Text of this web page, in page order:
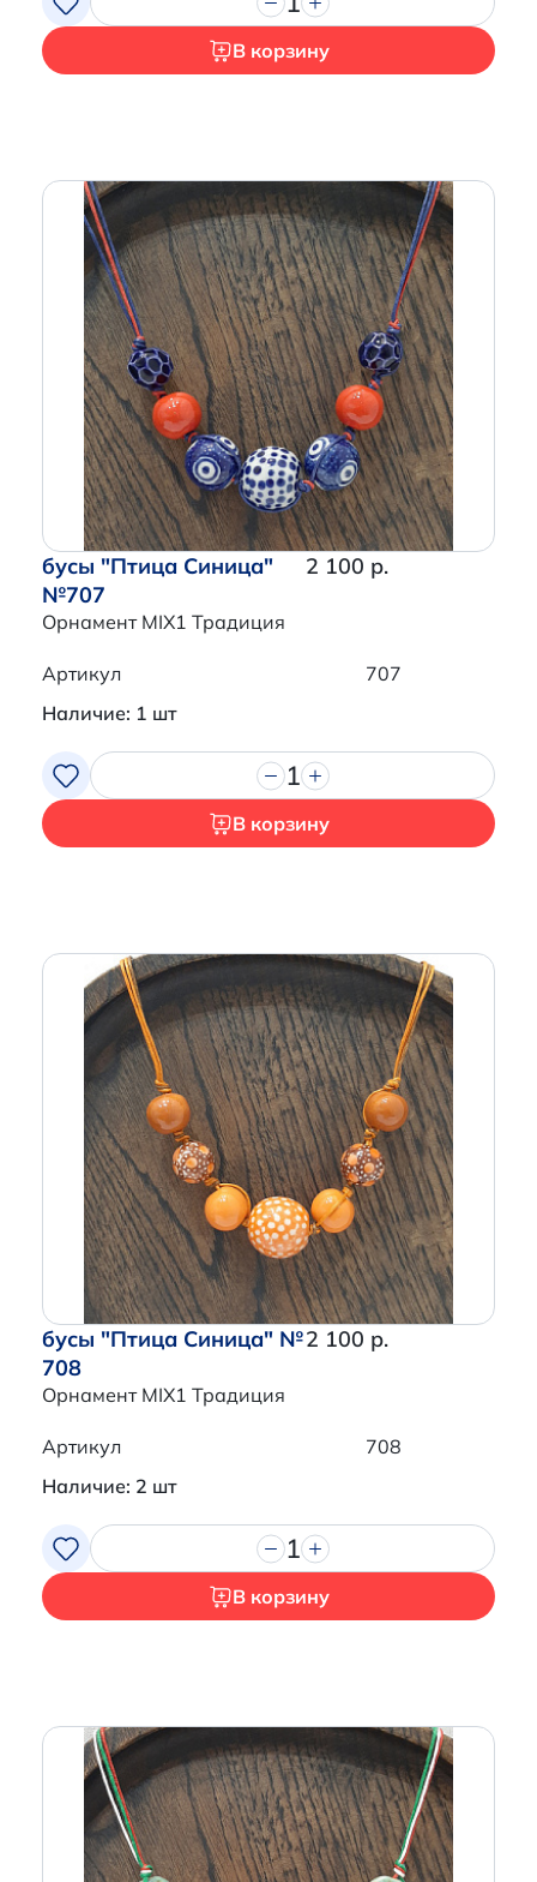
В корзину
бусы "Птица Синица"
№707
Орнамент MIX1 Традиция
2 100 р.
Артикул
707
Наличие: 1 шт
1
В корзину
бусы "Птица Синица" №
708
Орнамент MIX1 Традиция
2 100 р.
Артикул
708
Наличие: 2 шт
1
В корзину